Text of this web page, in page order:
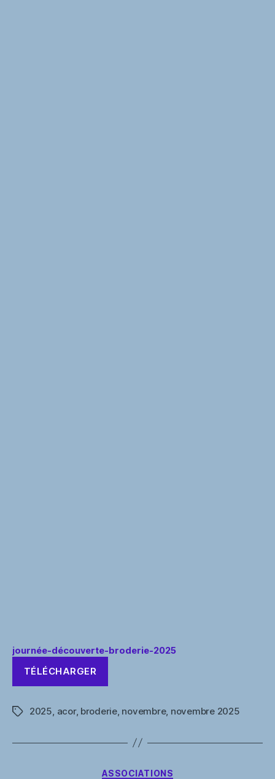
journée-découverte-broderie-2025
TÉLÉCHARGER
Étiquettes
2025 acor, broderie, novembre, novembre 2025
Catégories
ASSOCIATIONS